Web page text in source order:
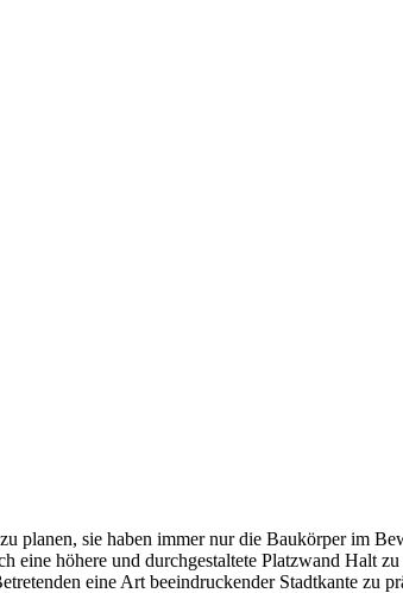
planen, sie haben immer nur die Baukörper im
eine höhere und durchgestaltete Platzwand Halt
eine Art beeindruckender Stadtkante zu